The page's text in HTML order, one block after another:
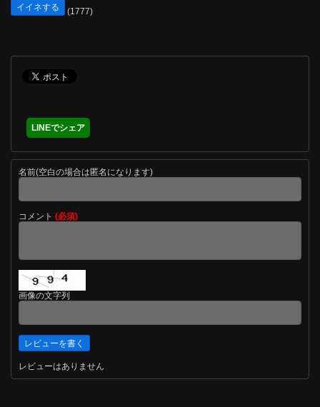
イイネする (1777)
LINEでシェア
名前(空白の場合は匿名になります)
コメント (必須)
画像の文字列
レビューはありません